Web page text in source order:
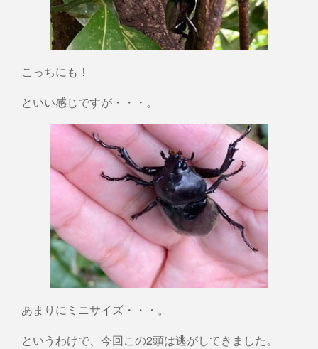
こっちにも！
といい感じですが・・・。
あまりにミニサイズ・・・。
というわけで、今回この2頭は逃がしてきました。